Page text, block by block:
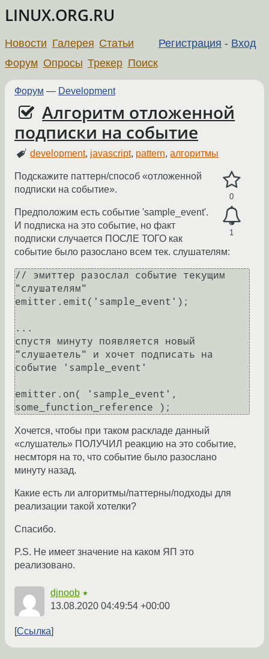
LINUX.ORG.RU
Регистрация - Вход
Новости Галерея Статьи
Форум Опросы Трекер Поиск
Форум — Development
Алгоритм отложенной
подписки на событие
development, javascript, pattern,алгоритмы
0
1
Подскажите паттерн/способ «отложенной
подписки на событие».
Предположим есть событие 'sample_event'.
И подписка на это событие, но факт
подписки случается ПОСЛЕ ТОГО как
событие было разослано всем тек. слушателям:
// эмиттер разослал событие текущим
"слушателям"
emitter.emit('sample_event');
...
спустя минуту появляется новый
"слушаетель" и хочет подписать на
событие 'sample_event'
emitter.on( 'sample_event',
Хочется, чтобы при таком раскладе данный
«слушатель» ПОЛУЧИЛ реакцию на это событие,
несмторя на то, что событие было разослано
минуту назад.
Какие есть ли алгоритмы/паттерны/подходы для
реализации такой хотелки?
Спасибо.
P.S. Не имеет значение на каком ЯП это
реализовано.
djnoob ★
13.08.2020 04:49:54 +00:00
Ссылка